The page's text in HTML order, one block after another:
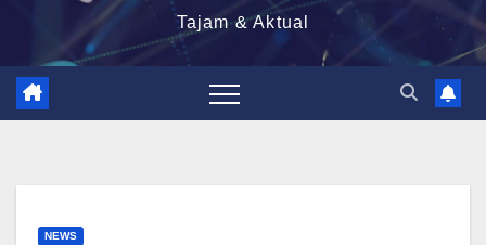
Tajam & Aktual
NEWS